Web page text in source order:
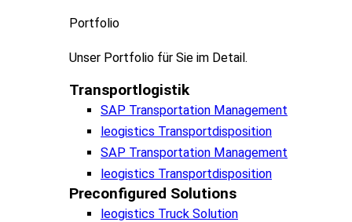
Portfolio
Unser Portfolio für Sie im Detail.
Transportlogistik
SAP Transportation Management
leogistics Transportdisposition
SAP Transportation Management
leogistics Transportdisposition
Preconfigured Solutions
leogistics Truck Solution